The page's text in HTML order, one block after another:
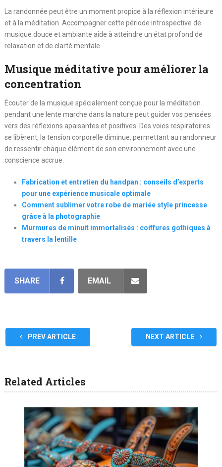
La randonnée peut être un moment propice à la réflexion intérieure
et à la méditation. Accompagner cette période introspective de
musique douce et ambiante aide à atteindre un état profond de
relaxation et de clarté mentale.
Musique méditative pour améliorer la
concentration
Écouter de la musique spécialement conçue pour la méditation
pendant une lente marche dans la nature peut guider vos pensées
vers des réflexions apaisantes et positives. Des voies respiratoires
se libèrent, la tension corporelle diminue, permettant au randonneur
de ressentir chaque élément de son environnement avec une
conscience accrue.
Fabrication et entretien du handpan : conseils d’experts
pour une expérience musicale optimale
Comment sublimer votre robe de mariée style princesse
grâce à la photographie
Murmures de minuit immortalisés : coiffures gothiques à
travers la lentille
SHARE EMAIL
PREV ARTICLE NEXT ARTICLE
Related Articles